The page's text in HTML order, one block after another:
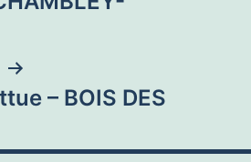
– BOIS DES